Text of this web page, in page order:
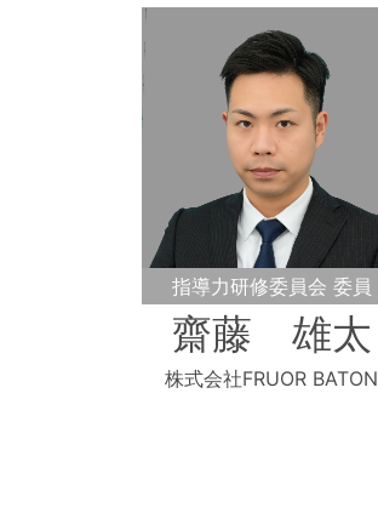
指導力研修委員会 委員
齋藤 雄太
株式会社FRUOR BATON